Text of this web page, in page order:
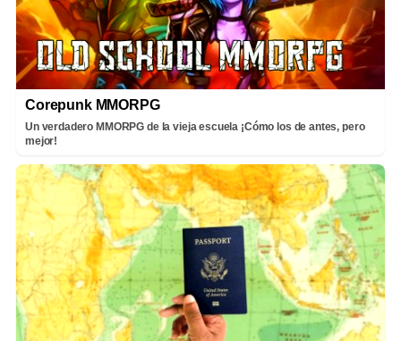
Corepunk MMORPG
Un verdadero MMORPG de la vieja escuela ¡Cómo los de antes, pero
mejor!